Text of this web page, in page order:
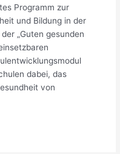
Programm zur
und Bildung in der
„Guten gesunden
dabei, das
von